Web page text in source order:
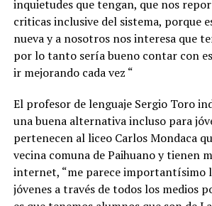
inquietudes que tengan, que nos
criticas inclusive del sistema, porque
nueva y a nosotros nos interesa que
por lo tanto sería bueno contar con
ir mejorando cada vez “
El profesor de lenguaje Sergio Toro
una buena alternativa incluso para
pertenecen al liceo Carlos Mondaca
vecina comuna de Paihuano y tienen
internet, “me parece importantísimo
jóvenes a través de todos los medios